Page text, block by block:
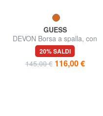
GUESS
DEVON Borsa a spalla, con
tracolla
20% SALDI
145,00 € 116,00 €